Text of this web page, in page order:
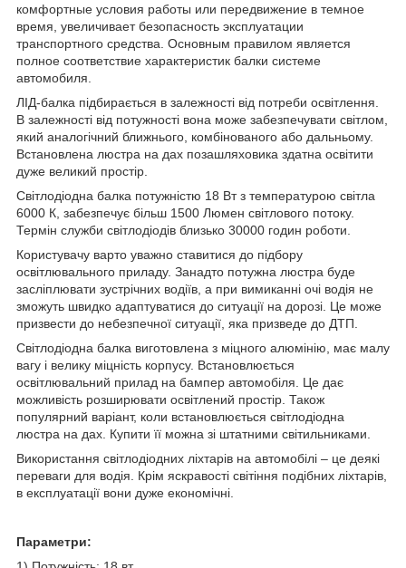
комфортные условия работы или передвижение в темное
время, увеличивает безопасность эксплуатации
транспортного средства. Основным правилом является
полное соответствие характеристик балки системе
автомобиля.
ЛІД-балка підбирається в залежності від потреби освітлення.
В залежності від потужності вона може забезпечувати світлом,
який аналогічний ближнього, комбінованого або дальньому.
Встановлена люстра на дах позашляховика здатна освітити
дуже великий простір.
Світлодіодна балка потужністю 18 Вт з температурою світла
6000 К, забезпечує більш 1500 Люмен світлового потоку.
Термін служби світлодіодів близько 30000 годин роботи.
Користувачу варто уважно ставитися до підбору
освітлювального приладу. Занадто потужна люстра буде
засліплювати зустрічних водіїв, а при вимиканні очі водія не
зможуть швидко адаптуватися до ситуації на дорозі. Це може
призвести до небезпечної ситуації, яка призведе до ДТП.
Світлодіодна балка виготовлена з міцного алюмінію, має малу
вагу і велику міцність корпусу. Встановлюється
освітлювальний прилад на бампер автомобіля. Це дає
можливість розширювати освітлений простір. Також
популярний варіант, коли встановлюється світлодіодна
люстра на дах. Купити її можна зі штатними світильниками.
Використання світлодіодних ліхтарів на автомобілі – це деякі
переваги для водія. Крім яскравості світіння подібних ліхтарів,
в експлуатації вони дуже економічні.
Параметри: